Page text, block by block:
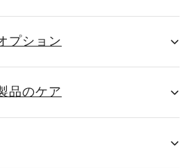
プション
品のケア